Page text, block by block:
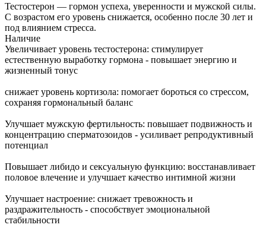
Тестостерон — гормон успеха, уверенности и мужской силы.
С возрастом его уровень снижается, особенно после 30 лет и
под влиянием стресса.
Наличие
Увеличивает уровень тестостерона: стимулирует
естественную выработку гормона - повышает энергию и
жизненный тонус
снижает уровень кортизола: помогает бороться со стрессом,
сохраняя гормональный баланс
Улучшает мужскую фертильность: повышает подвижность и
концентрацию сперматозоидов - усиливает репродуктивный
потенциал
Повышает либидо и сексуальную функцию: восстанавливает
половое влечение и улучшает качество интимной жизни
Улучшает настроение: снижает тревожность и
раздражительность - способствует эмоциональной
стабильности